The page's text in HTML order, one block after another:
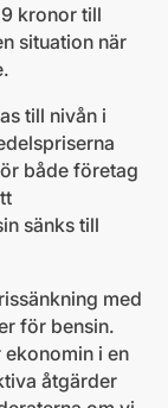
kronor till
situation när
till nivån i
både företag
sänks till
med
för bensin.
i en
åtgärder